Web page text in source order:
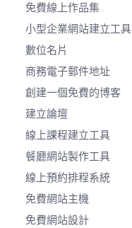
免費線上作品集
小型企業網站建立工具
數位名片
商務電子郵件地址
創建一個免費的博客
建立論壇
線上課程建立工具
餐廳網站製作工具
線上預約排程系統
免費網站主機
免費網站設計